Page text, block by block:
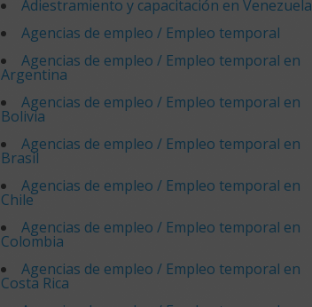
Adiestramiento y capacitación en Venezuela
Agencias de empleo / Empleo temporal
Agencias de empleo / Empleo temporal en
Argentina
Agencias de empleo / Empleo temporal en
Bolivia
Agencias de empleo / Empleo temporal en
Brasil
Agencias de empleo / Empleo temporal en
Chile
Agencias de empleo / Empleo temporal en
Colombia
Agencias de empleo / Empleo temporal en
Costa Rica